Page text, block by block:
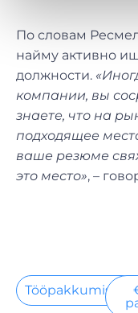
По словам
найму активно
должности.
компании, вы
знаете, что на
подходящее
ваше резюме
это место», –
Tööpakkumised